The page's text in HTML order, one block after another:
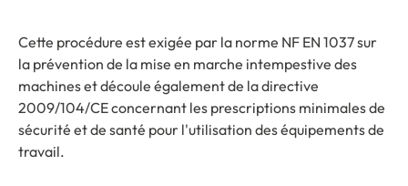
Cette procédure est exigée par la norme NF EN 1037 sur
la prévention de la mise en marche intempestive des
machines et découle également de la directive
2009/104/CE concernant les prescriptions minimales de
sécurité et de santé pour l'utilisation des équipements de
travail.